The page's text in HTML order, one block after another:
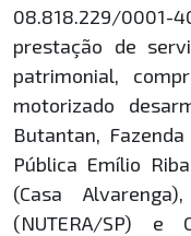
08.818.229/
prestação de
patrimonial,
motorizado
Butantan,
Pública Emílio
(Casa
(NUTERA/SP) e